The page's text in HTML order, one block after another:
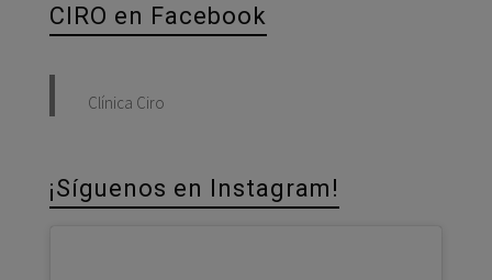
CIRO en Facebook
Clínica Ciro
¡Síguenos en Instagram!